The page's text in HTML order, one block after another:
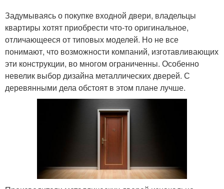
Задумываясь о покупке входной двери, владельцы
квартиры хотят приобрести что-то оригинальное,
отличающееся от типовых моделей. Но не все
понимают, что возможности компаний, изготавливающих
эти конструкции, во многом ограниченны. Особенно
невелик выбор дизайна металлических дверей. С
деревянными дела обстоят в этом плане лучше.